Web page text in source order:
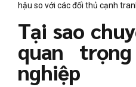
hậu so với các đối thủ cạnh
Tại sao
quan
nghiệp